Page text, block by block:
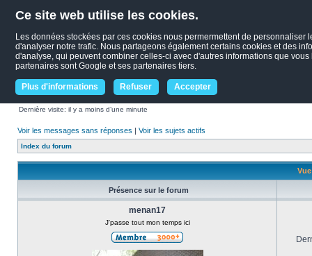
Ce site web utilise les cookies.
Les données stockées par ces cookies nous permermettent de
d'analyser notre trafic. Nous partageons également certains cookies et des
d'analyse, qui peuvent combiner celles-ci avec d'autres informations que
partenaires sont Google et ses partenaires tiers.
Plus d'informations Refuser Accepter
Dernière visite: il y a moins d’une minute
Voir les messages sans réponses | Voir les sujets actifs
Index du forum
Présence sur le forum
menan17
J'passe tout mon temps ici